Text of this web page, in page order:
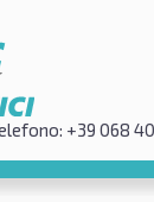
+39 068